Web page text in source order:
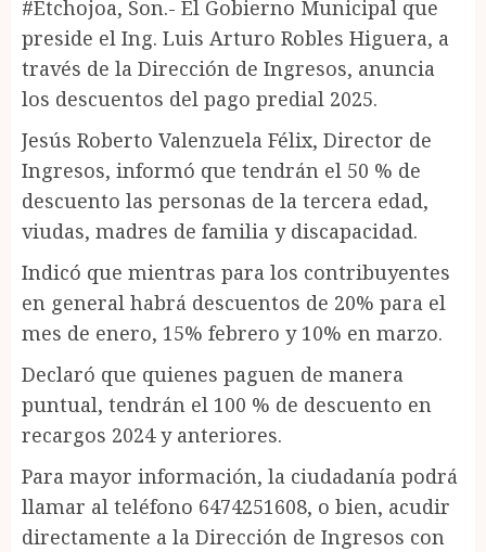
#Etchojoa, Son.- El Gobierno Municipal que
preside el Ing. Luis Arturo Robles Higuera, a
través de la Dirección de Ingresos, anuncia
los descuentos del pago predial 2025.
Jesús Roberto Valenzuela Félix, Director de
Ingresos, informó que tendrán el 50 % de
descuento las personas de la tercera edad,
viudas, madres de familia y discapacidad.
Indicó que mientras para los contribuyentes
en general habrá descuentos de 20% para el
mes de enero, 15% febrero y 10% en marzo.
Declaró que quienes paguen de manera
puntual, tendrán el 100 % de descuento en
recargos 2024 y anteriores.
Para mayor información, la ciudadanía podrá
llamar al teléfono 6474251608, o bien, acudir
directamente a la Dirección de Ingresos con